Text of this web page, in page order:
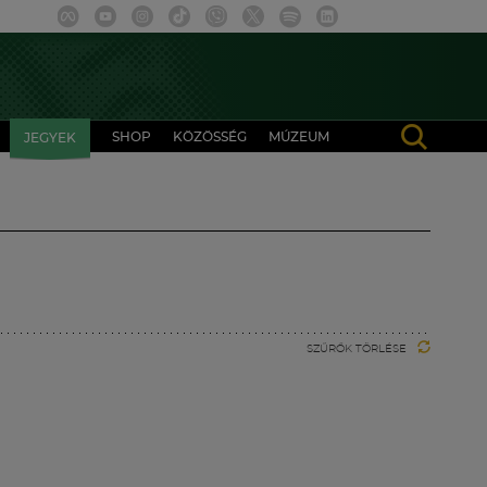
JEGYEK SHOP KÖZÖSSÉG MÚZEUM
SZŰRŐK TÖRLÉSE